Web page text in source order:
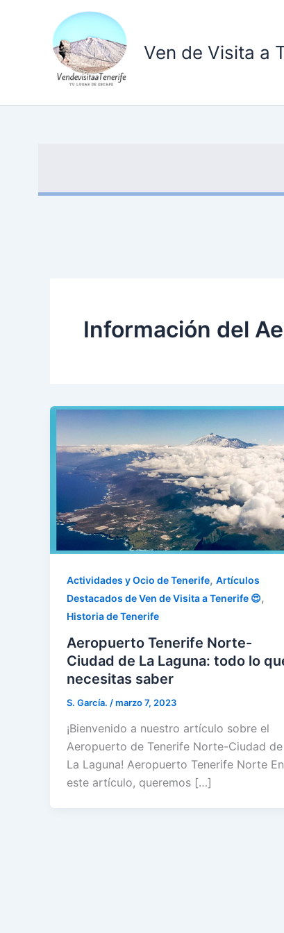
Ven de Visita a
Información del
Actividades y Ocio de Tenerife, Artículos
Destacados de Ven de Visita a Tenerife 😍,
Historia de Tenerife
Aeropuerto Tenerife Norte-
Ciudad de La Laguna: todo lo
necesitas saber
S. García. /marzo 7, 2023
¡Bienvenido a nuestro artículo sobre el
Aeropuerto de Tenerife Norte-Ciudad de
La Laguna! Aeropuerto Tenerife Norte En
este artículo, queremos […]